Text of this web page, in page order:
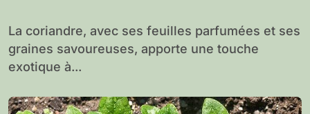
La coriandre, avec ses feuilles parfumées et ses
graines savoureuses, apporte une touche
exotique à...